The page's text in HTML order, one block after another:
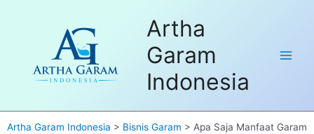
Artha
Garam
Indonesia
Artha Garam Indonesia > Bisnis Garam > Apa Saja Manfaat Garam
Dapatkan FREE Sample untuk
pembelian pertama. Hubungi kami